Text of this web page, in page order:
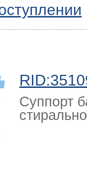
Суппорт